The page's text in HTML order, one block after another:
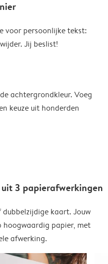
voor persoonlijke tekst:
Jij beslist!
achtergrondkleur. Voeg
keuze uit honderden
3 papierafwerkingen
kaart. Jouw
papier, met
afwerking.